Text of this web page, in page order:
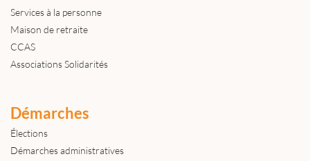
Services à la personne
Maison de retraite
CCAS
Associations Solidarités
Démarches
Élections
Démarches administratives